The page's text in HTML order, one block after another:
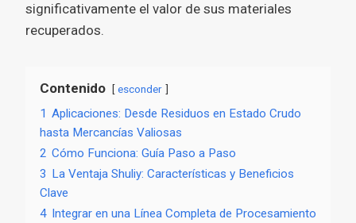
significativamente el valor de sus materiales
recuperados.
Contenido esconder
1 Aplicaciones: Desde Residuos en Estado Crudo
hasta Mercancías Valiosas
2 Cómo Funciona: Guía Paso a Paso
3 La Ventaja Shuliy: Características y Beneficios
Clave
4 Integrar en una Línea Completa de Procesamiento